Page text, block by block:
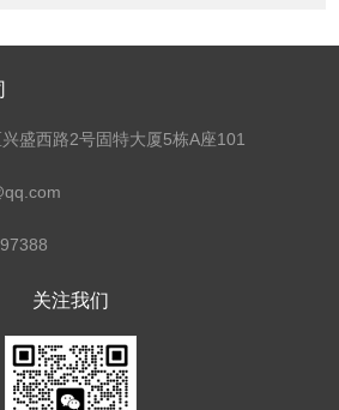
盛西路2号固特大厦5栋A座101
关注我们